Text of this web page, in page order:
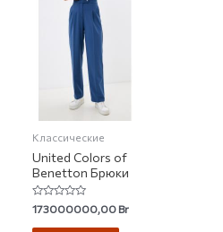
Классические
United Colors of
Benetton Брюки
Rated
0
out
173000000,00Br